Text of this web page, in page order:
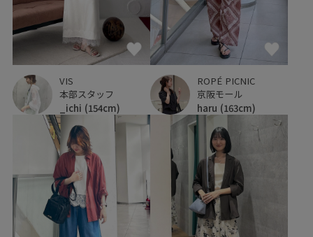
VIS
本部スタッフ
_ichi (154cm)
ROPÉ PICNIC
京阪モール
haru (163cm)